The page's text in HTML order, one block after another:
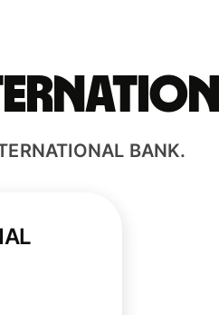
BANK.